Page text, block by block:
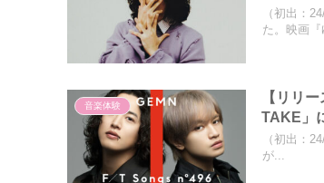
（初出：
た。映画『
音楽体験
【リリ
TAKE」
（初出：
が...